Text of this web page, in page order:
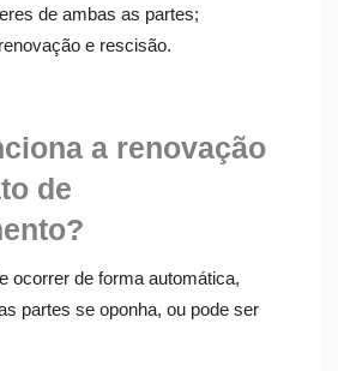
de ambas as partes;
e rescisão.
a renovação
de
ocorrer de forma automática,
partes se oponha, ou pode ser